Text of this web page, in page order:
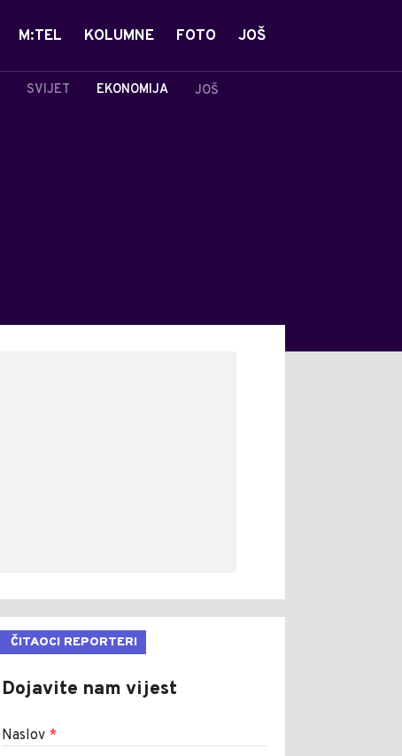
SVIJET EKONOMIJA JOŠ
M:TEL KOLUMNE FOTO JOŠ
ČITAOCI REPORTERI
Dojavite nam vijest
Naslov *